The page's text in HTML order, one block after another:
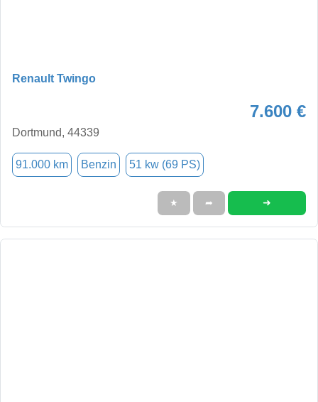
Renault Twingo
7.600 €
Dortmund, 44339
91.000 km Benzin 51 kw (69 PS)
★ ➦ ➜